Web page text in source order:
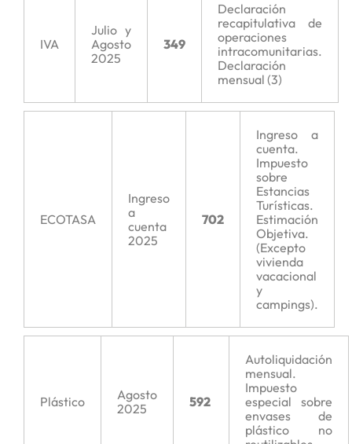
IVA
Julio y
Agosto
2025
349
Declaración
recapitulativa de
operaciones
intracomunitarias.
Declaración
mensual (3)
ECOTASA
Ingreso
a
cuenta
2025
702
Ingreso a
cuenta.
Impuesto
sobre
Estancias
Turísticas.
Estimación
Objetiva.
(Excepto
vivienda
vacacional
y
campings).
Plástico
Agosto
2025
592
Autoliquidación
mensual.
Impuesto
especial sobre
envases de
plástico no